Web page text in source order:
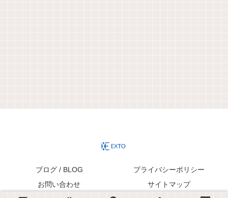
ブログ / BLOG
プライバシーポリシー
お問い合わせ
サイトマップ